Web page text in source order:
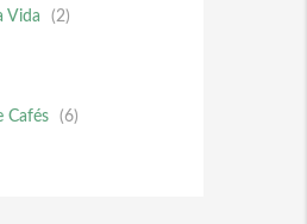
Vida
(2)
Cafés
(6)